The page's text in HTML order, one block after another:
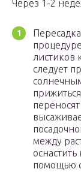
Через 1-2
листиков
следует
между
помощью